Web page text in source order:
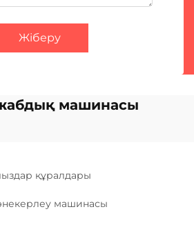
Жіберу
жабдық машинасы
құралдары
машинасы